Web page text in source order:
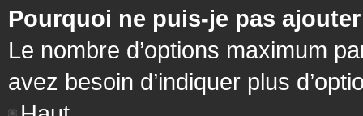
Pourquoi ne puis-je pas
Le nombre d’options maximum
avez besoin d’indiquer plus